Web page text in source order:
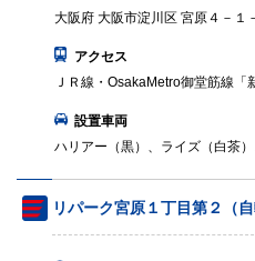
大阪府 大阪市淀川区 宮原４－１
アクセス
ＪＲ線・OsakaMetro御堂筋線「
設置車両
ハリアー（黒）、ライズ（白茶
リパーク宮原１丁目第２（自